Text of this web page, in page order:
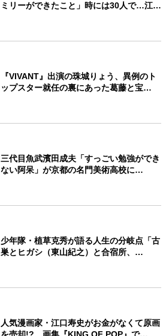
ミリーができたこと」時には30人で…江…
『VIVANT』出演の珠城りょう、異例のト
ップスター就任の裏にあった葛藤と宝…
三代目魚武濱田成夫「すっごい勉強ができ
ない阿呆」が京都の名門美術高校に…
少年隊・植草克秀が語る人生の分岐点「古
巣とヒガシ（東山紀之）と合宿所、…
人気漫画家・江口寿史がお金がなくて原画